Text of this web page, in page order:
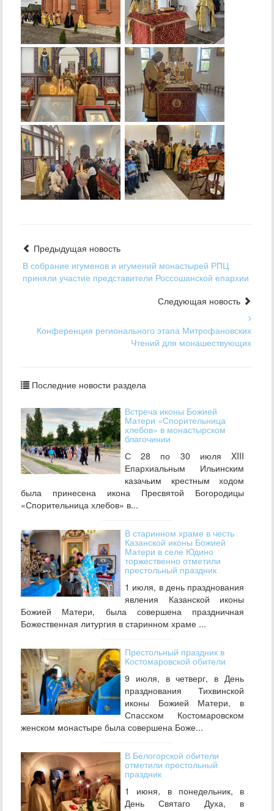
Предыдущая новость
В собрание игуменов и игумений монастырей РПЦ
приняли участие представители Россошанской епархии
Следующая новость
Конференция регионального этапа Митрофановских
Чтений для монашествующих
Последние новости раздела
Встреча иконы Божией
Матери «Спорительница
хлебов» в монастырском
благочинии
С 28 по 30 июля XIII
Епархиальным Ильинским
казачьим крестным ходом
была принесена икона Пресвятой Богородицы
«Спорительница хлебов» в...
В старинном храме в честь
Казанской иконы Божией
Матери в селе Юдино
торжественно отметили
престольный праздник
1 июля, в день празднования
явления Казанской иконы
Божией Матери, была совершена праздничная
Божественная литургия в старинном храме ...
Престольный праздник в
Костомаровской обители
9 июля, в четверг, в День
празднования Тихвинской
иконы Божией Матери, в
Спасском Костомаровском
женском монастыре была совершена Боже...
В Белогорской обители
отметили престольный
праздник
1 июня, в понедельник, в
День Святаго Духа, в